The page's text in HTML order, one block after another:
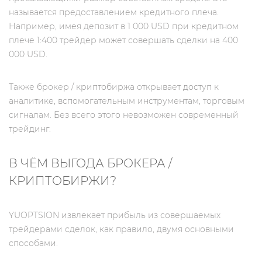
называется предоставлением кредитного плеча.
Например, имея депозит в 1 000 USD при кредитном
плече 1:400 трейдер может совершать сделки на 400
000 USD.
Также брокер / криптобиржа открывает доступ к
аналитике, вспомогательным инструментам, торговым
сигналам. Без всего этого невозможен современный
трейдинг.
В ЧЁМ ВЫГОДА БРОКЕРА /
КРИПТОБИРЖИ?
YUOPTSION извлекает прибыль из совершаемых
трейдерами сделок, как правило, двумя основными
способами.